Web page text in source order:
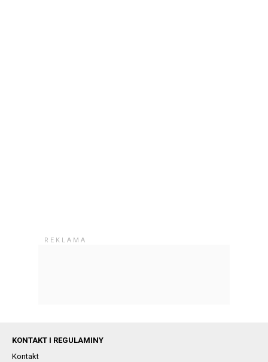
KONTAKT I REGULAMINY
Kontakt